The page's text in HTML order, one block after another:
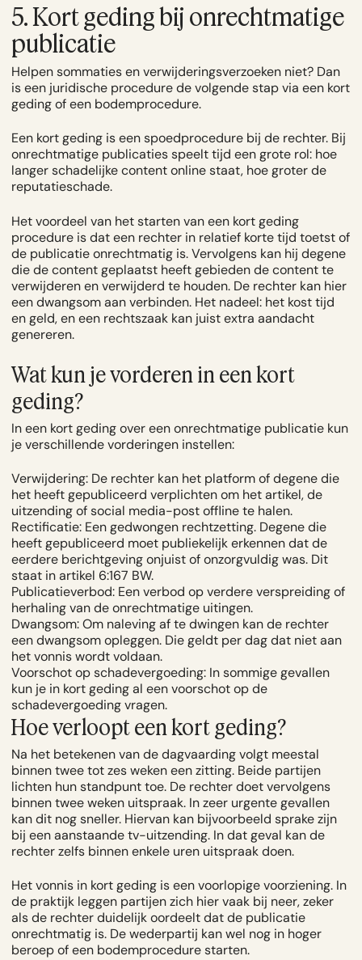
5. Kort geding bij onrechtmatige
publicatie
Helpen sommaties en verwijderingsverzoeken niet? Dan
is een juridische procedure de volgende stap via een kort
geding of een bodemprocedure.
Een kort geding is een spoedprocedure bij de rechter. Bij
onrechtmatige publicaties speelt tijd een grote rol: hoe
langer schadelijke content online staat, hoe groter de
reputatieschade.
Het voordeel van het starten van een kort geding
procedure is dat een rechter in relatief korte tijd toetst of
de publicatie onrechtmatig is. Vervolgens kan hij degene
die de content geplaatst heeft gebieden de content te
verwijderen en verwijderd te houden. De rechter kan hier
een dwangsom aan verbinden. Het nadeel: het kost tijd
en geld, en een rechtszaak kan juist extra aandacht
genereren.
Wat kun je vorderen in een kort
geding?
In een kort geding over een onrechtmatige publicatie kun
je verschillende vorderingen instellen:
Verwijdering: De rechter kan het platform of degene die
het heeft gepubliceerd verplichten om het artikel, de
uitzending of social media-post offline te halen.
Rectificatie: Een gedwongen rechtzetting. Degene die
heeft gepubliceerd moet publiekelijk erkennen dat de
eerdere berichtgeving onjuist of onzorgvuldig was. Dit
staat inartikel 6:167 BW.
Publicatieverbod: Een verbod op verdere verspreiding of
herhaling van de onrechtmatige uitingen.
Dwangsom: Om naleving af te dwingen kan de rechter
een dwangsom opleggen. Die geldt per dag dat niet aan
het vonnis wordt voldaan.
Voorschot op schadevergoeding: In sommige gevallen
kun je in kort geding al een voorschot op de
schadevergoeding vragen.
Hoe verloopt een kort geding?
Na het betekenen van de dagvaarding volgt meestal
binnen twee tot zes weken een zitting. Beide partijen
lichten hun standpunt toe. De rechter doet vervolgens
binnen twee weken uitspraak. In zeer urgente gevallen
kan dit nog sneller. Hiervan kan bijvoorbeeld sprake zijn
bij een aanstaande tv-uitzending. In dat geval kan de
rechter zelfs binnen enkele uren uitspraak doen.
Het vonnis in kort geding is een voorlopige voorziening. In
de praktijk leggen partijen zich hier vaak bij neer, zeker
als de rechter duidelijk oordeelt dat de publicatie
onrechtmatig is. De wederpartij kan wel nog in hoger
beroep of een bodemprocedure starten.